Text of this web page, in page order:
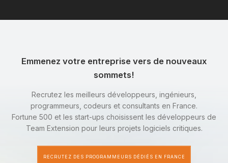
Emmenez votre entreprise vers de nouveaux
sommets!
Recrutez les meilleurs développeurs, ingénieurs,
programmeurs, codeurs et consultants en France.
Fortune 500 et les start-ups choisissent les développeurs de
Team Extension pour leurs projets logiciels critiques.
RECRUTEZ DES PROGRAMMEURS DÉDIÉS EN FRANCE